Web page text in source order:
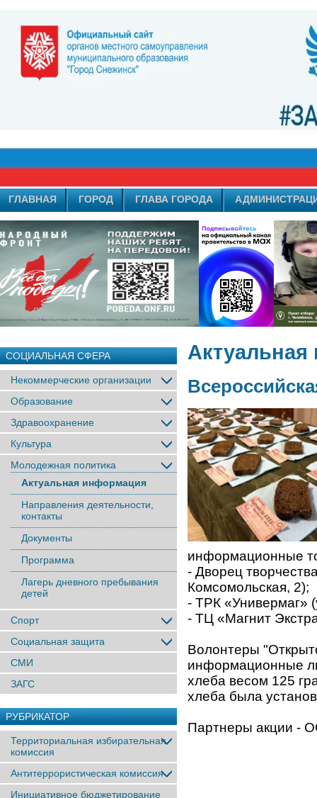
ГЛАВНАЯ ГОРОД ГЛАВА ГОРОДА
СОЦИАЛЬНАЯ СФЕРА
Некоммерческие организации
Образование
Здравоохранение
Культура
Молодежная политика
Актуальная информация
Направления деятельности,
контакты
Документы
Программа
Лагерь дневного пребывания
детей
Спорт
Социальная защита
СМИ
ЗАГС
РУБРИКАТОР
Территориальная избирательная
комиссия
Антитеррористическая комиссия
Инициативное бюджетирование
информационные
- Дворец
Комсомольская, 2);
- ТРК «Универмаг»
- ТЦ «Магнит
Волонтеры
информационные
хлеба весом 125
хлеба была
Партнеры акции -